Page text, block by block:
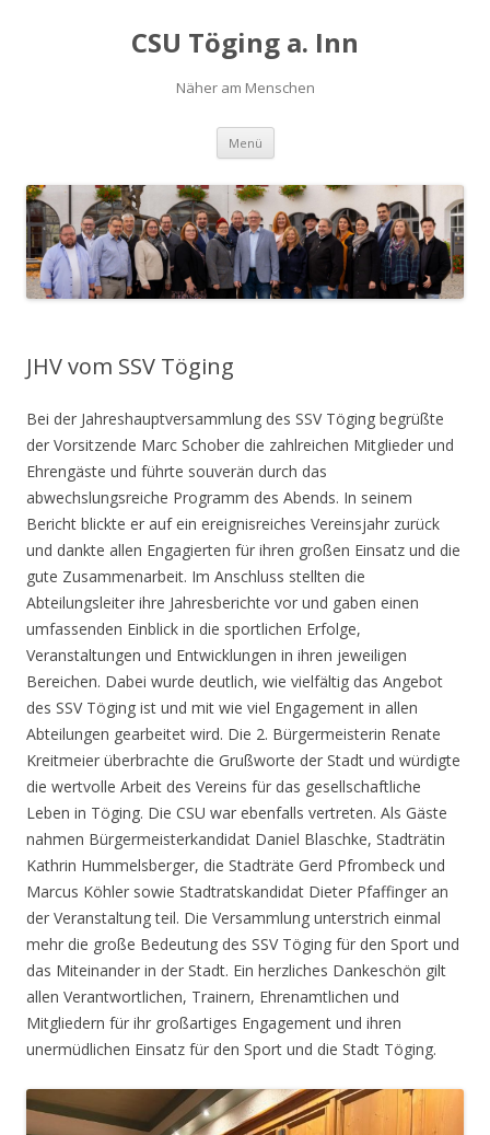
CSU Töging a. Inn
Näher am Menschen
Menü Springe
Inhalt
JHV vom SSV Töging
Bei der Jahreshauptversammlung des SSV Töging begrüßte
der Vorsitzende Marc Schober die zahlreichen Mitglieder und
Ehrengäste und führte souverän durch das
abwechslungsreiche Programm des Abends. In seinem
Bericht blickte er auf ein ereignisreiches Vereinsjahr zurück
und dankte allen Engagierten für ihren großen Einsatz und die
gute Zusammenarbeit. Im Anschluss stellten die
Abteilungsleiter ihre Jahresberichte vor und gaben einen
umfassenden Einblick in die sportlichen Erfolge,
Veranstaltungen und Entwicklungen in ihren jeweiligen
Bereichen. Dabei wurde deutlich, wie vielfältig das Angebot
des SSV Töging ist und mit wie viel Engagement in allen
Abteilungen gearbeitet wird. Die 2. Bürgermeisterin Renate
Kreitmeier überbrachte die Grußworte der Stadt und würdigte
die wertvolle Arbeit des Vereins für das gesellschaftliche
Leben in Töging. Die CSU war ebenfalls vertreten. Als Gäste
nahmen Bürgermeisterkandidat Daniel Blaschke, Stadträtin
Kathrin Hummelsberger, die Stadträte Gerd Pfrombeck und
Marcus Köhler sowie Stadtratskandidat Dieter Pfaffinger an
der Veranstaltung teil. Die Versammlung unterstrich einmal
mehr die große Bedeutung des SSV Töging für den Sport und
das Miteinander in der Stadt. Ein herzliches Dankeschön gilt
allen Verantwortlichen, Trainern, Ehrenamtlichen und
Mitgliedern für ihr großartiges Engagement und ihren
unermüdlichen Einsatz für den Sport und die Stadt Töging.